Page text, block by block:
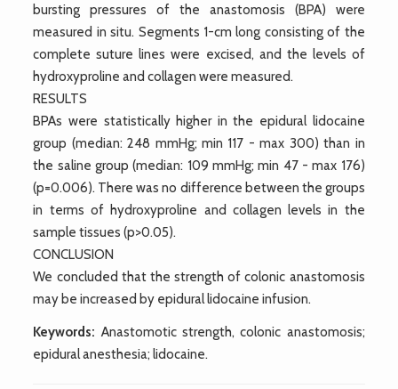
bursting pressures of the anastomosis (BPA) were
measured in situ. Segments 1-cm long consisting of the
complete suture lines were excised, and the levels of
hydroxyproline and collagen were measured.
RESULTS
BPAs were statistically higher in the epidural lidocaine
group (median: 248 mmHg; min 117 - max 300) than in
the saline group (median: 109 mmHg; min 47 - max 176)
(p=0.006). There was no difference between the groups
in terms of hydroxyproline and collagen levels in the
sample tissues (p>0.05).
CONCLUSION
We concluded that the strength of colonic anastomosis
may be increased by epidural lidocaine infusion.
Keywords: Anastomotic strength, colonic anastomosis;
epidural anesthesia; lidocaine.